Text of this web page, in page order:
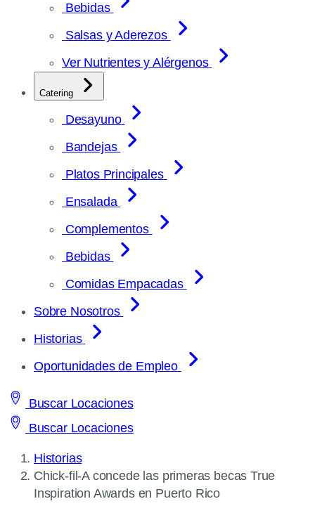
Bebidas
Salsas y Aderezos
Ver Nutrientes y Alérgenos
Catering
Desayuno
Bandejas
Platos Principales
Ensalada
Complementos
Bebidas
Comidas Empacadas
Sobre Nosotros
Historias
Oportunidades de Empleo
Buscar Locaciones
Buscar Locaciones
Historias
Current
page:
Chick-fil-Aconcede las primeras becas True
Inspiration Awards en Puerto Rico